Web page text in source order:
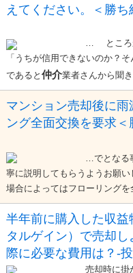
えてください。＜勝ち
… ところ
「うちが信用できないのか？
であると 仲介業者さんから聞
マンション売却後に
ング全面交換を要求＜
…でとなる
寧に説明してもらうようお願
場合によってはフローリング
半年前に購入した収
タルゲイン）で売却
際に必要な費用は？-
売却時に掛